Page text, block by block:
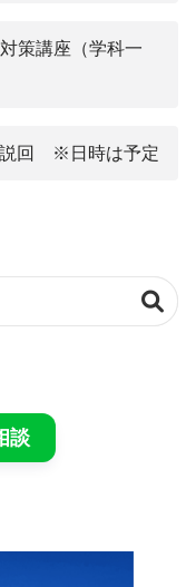
策講座（学科一
回 ※日時は予定
談